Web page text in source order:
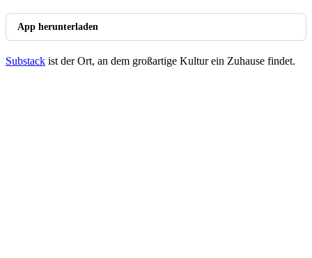
App herunterladen
Substack ist der Ort, an dem großartige Kultur ein Zuhause findet.